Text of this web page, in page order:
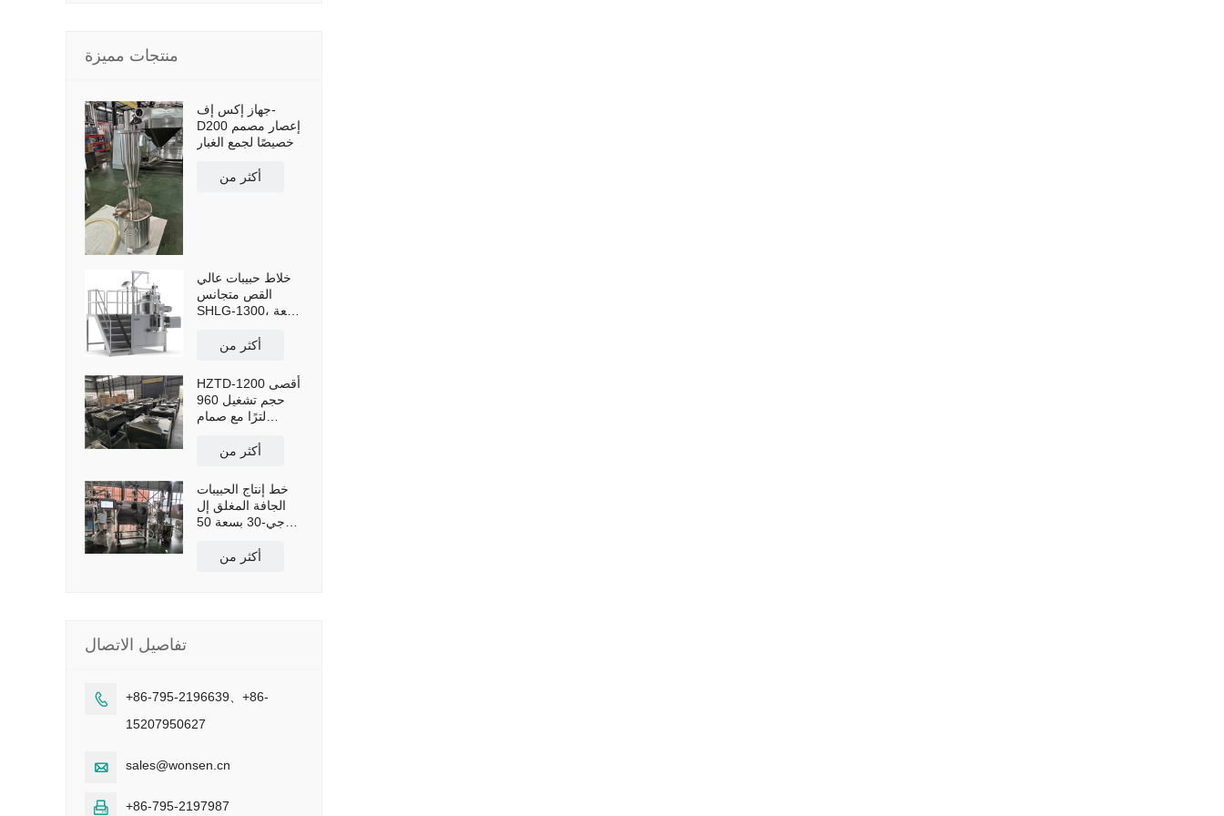
منتجات مميزة
جهاز إكس إف-
D200 إعصار مصمم
خصيصًا لجمع الغبار
مزود بخزان تجميع
أكثر من
خلاط حبيبات عالي
القص متجانس
SHLG-1300، سعة
أكثر من
HZTD-1200 أقصى
حجم تشغيل 960
لترًا مع صمام
اليدويأكثر من
خط إنتاج الحبيبات
الجافة المغلق إل
جي-30 بسعة 50
أكثر من
تفاصيل الاتصال

+86-795-2196639、+86-
15207950627
 sales@wonsen.cn
 +86-795-2197987